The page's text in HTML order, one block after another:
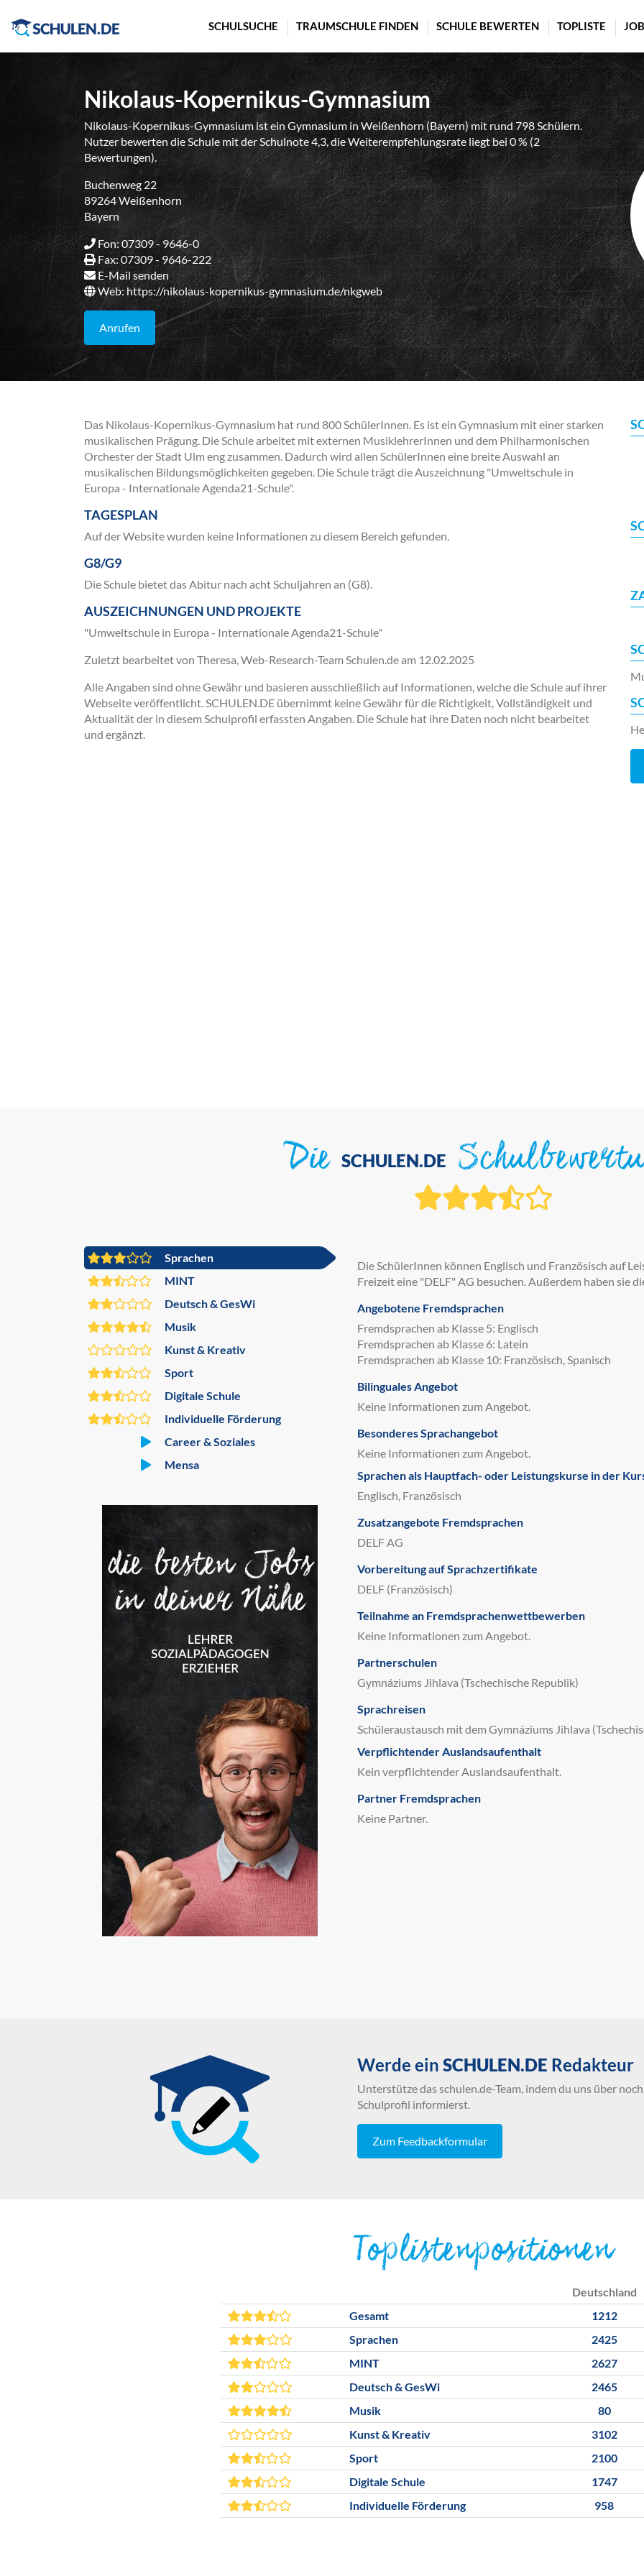
SCHULSUCHE TRAUMSCHULE FINDEN SCHULE BEWERTEN TOPLISTE
Nikolaus-Kopernikus-Gymnasium
Nikolaus-Kopernikus-Gymnasium ist ein Gymnasium in Weißenhorn (Bayern) mit rund 798 Schülern.
Nutzer bewerten die Schule mit der Schulnote 4,3, die Weiterempfehlungsrate liegt bei 0 % (2
Bewertungen).
Buchenweg 22
89264 Weißenhorn
Bayern
Fon: 07309 - 9646-0
Fax: 07309 - 9646-222
E-Mail senden
Web:https://nikolaus-kopernikus-gymnasium.de/nkgweb
Anrufen
Das Nikolaus-Kopernikus-Gymnasium hat rund 800 SchülerInnen. Es ist ein Gymnasium mit einer starken
musikalischen Prägung. Die Schule arbeitet mit externen MusiklehrerInnen und dem Philharmonischen
Orchester der Stadt Ulm eng zusammen. Dadurch wird allen SchülerInnen eine breite Auswahl an
musikalischen Bildungsmöglichkeiten gegeben. Die Schule trägt die Auszeichnung "Umweltschule in
Europa - Internationale Agenda21-Schule".
TAGESPLAN
Auf der Website wurden keine Informationen zu diesem Bereich gefunden.
G8/G9
Die Schule bietet das Abitur nach acht Schuljahren an (G8).
AUSZEICHNUNGEN UND PROJEKTE
"Umweltschule in Europa - Internationale Agenda21-Schule"
Zuletzt bearbeitet von Theresa, Web-Research-Team Schulen.de am 12.02.2025
Alle Angaben sind ohne Gewähr und basieren ausschließlich auf Informationen, welche die Schule auf ihrer
Webseite veröffentlicht. SCHULEN.DE übernimmt keine Gewähr für die Richtigkeit, Vollständigkeit und
Aktualität der in diesem Schulprofil erfassten Angaben. Die Schule hat ihre Daten noch nicht bearbeitet
und ergänzt.
Die SCHULEN.DE
Sprachen
MINT
Deutsch & GesWi
Musik
Kunst & Kreativ
Sport
Digitale Schule
Individuelle Förderung
Career & Soziales
Mensa
Die SchülerInnen können Englisch und Französisch auf
Freizeit eine "DELF" AG besuchen. Außerdem haben sie
Angebotene Fremdsprachen
Fremdsprachen ab Klasse 5: Englisch
Fremdsprachen ab Klasse 6: Latein
Fremdsprachen ab Klasse 10: Französisch, Spanisch
Bilinguales Angebot
Keine Informationen zum Angebot.
Besonderes Sprachangebot
Keine Informationen zum Angebot.
Sprachen als Hauptfach- oder Leistungskurse in der
Englisch, Französisch
Zusatzangebote Fremdsprachen
DELF AG
Vorbereitung auf Sprachzertifikate
DELF (Französisch)
Teilnahme an Fremdsprachenwettbewerben
Keine Informationen zum Angebot.
Partnerschulen
Gymnáziums Jihlava (Tschechische Republik)
Sprachreisen
Schüleraustausch mit dem Gymnáziums Jihlava
Verpflichtender Auslandsaufenthalt
Kein verpflichtender Auslandsaufenthalt.
Partner Fremdsprachen
Keine Partner.
Werde ein SCHULEN.DE Redakteur
Unterstütze das schulen.de-Team, indem du uns über
Schulprofil informierst.
Zum Feedbackformular
Toplistenpositionen
Deutschland
Gesamt
1212
Sprachen
2425
MINT
2627
Deutsch & GesWi
2465
Musik
80
Kunst & Kreativ
3102
Sport
2100
Digitale Schule
1747
Individuelle Förderung
958